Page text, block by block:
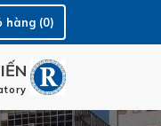
chủ
hàng (0)